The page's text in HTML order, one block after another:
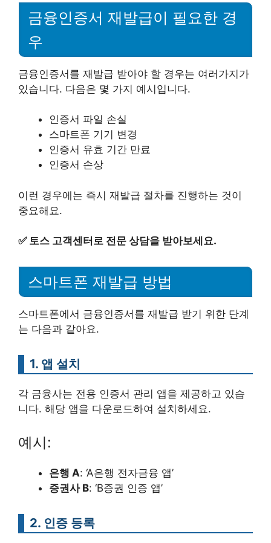
금융인증서 재발급이 필요한 경
우
금융인증서를 재발급 받아야 할 경우는 여러가지가
있습니다. 다음은 몇 가지 예시입니다.
인증서 파일 손실
스마트폰 기기 변경
인증서 유효 기간 만료
인증서 손상
이런 경우에는 즉시 재발급 절차를 진행하는 것이
중요해요.
✅ 토스 고객센터로 전문 상담을 받아보세요.
스마트폰 재발급 방법
스마트폰에서 금융인증서를 재발급 받기 위한 단계
는 다음과 같아요.
1. 앱 설치
각 금융사는 전용 인증서 관리 앱을 제공하고 있습
니다. 해당 앱을 다운로드하여 설치하세요.
예시:
은행 A: ‘A은행 전자금융 앱’
증권사 B: ‘B증권 인증 앱’
2. 인증 등록